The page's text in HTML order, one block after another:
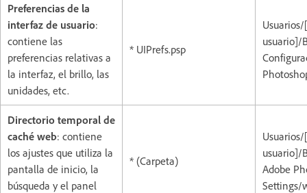
Preferencias de la
interfaz de usuario:
contiene las
preferencias relativas a
la interfaz, el brillo, las
unidades, etc.
* UIPrefs.psp
usuario]/
Directorio temporal de
caché web: contiene
los ajustes que utiliza la
pantalla de inicio, la
búsqueda y el panel
* (Carpeta)
usuario]/
Adobe
Settings/